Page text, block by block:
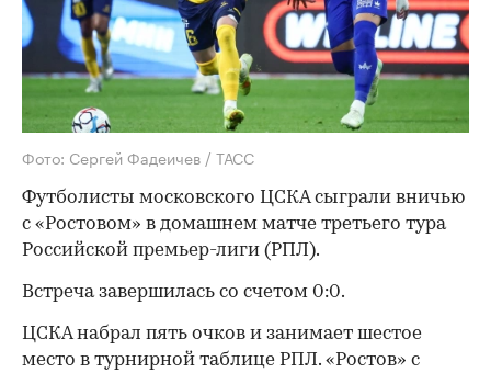
Фото: Сергей Фадеичев / ТАСС
Футболисты московского ЦСКА сыграли вничью
с «Ростовом» в домашнем матче третьего тура
Российской премьер-лиги (РПЛ).
Встреча завершилась со счетом 0:0.
ЦСКА набрал пять очков и занимает шестое
место в турнирной таблице РПЛ. «Ростов» с